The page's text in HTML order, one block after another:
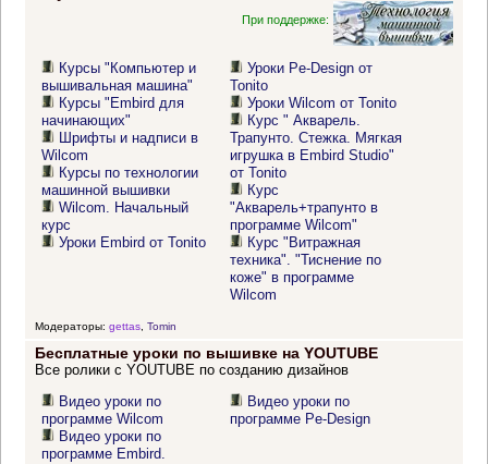
При поддержке:
Курсы "Компьютер и
вышивальная машина"
Курсы "Embird для
начинающих"
Шрифты и надписи в
Wilcom
Курсы по технологии
машинной вышивки
Wilcom. Начальный
курс
Уроки Embird от Tonito
Уроки Pe-Design от
Tonito
Уроки Wilcom от Tonito
Курс " Акварель.
Трапунто. Стежка. Мягкая
игрушка в Embird Studio"
от Tonito
Курс
"Акварель+трапунто в
программе Wilcom"
Курс "Витражная
техника". "Тиснение по
коже" в программе
Wilcom
Модераторы: gettas, Tomin
Бесплатные уроки по вышивке на YOUTUBE
Все ролики с YOUTUBE по созданию дизайнов
Видео уроки по
программе Wilcom
Видео уроки по
программе Embird.
Видео уроки по
программе Pe-Design